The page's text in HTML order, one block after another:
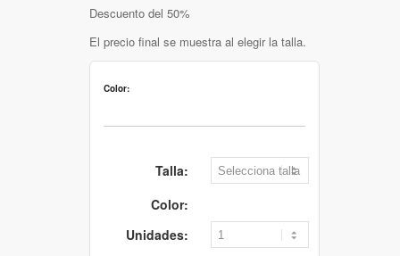
Descuento del 50%
El precio final se muestra al elegir la talla.
Color:
Talla:
Color:
Unidades: